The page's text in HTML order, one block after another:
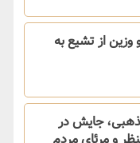
از تشیع به
جایش در